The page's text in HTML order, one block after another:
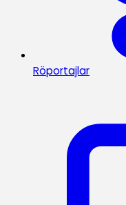
Röportajlar